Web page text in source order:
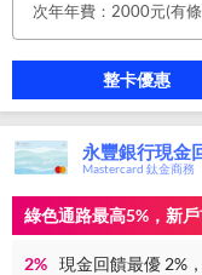
整卡優惠
永豐銀行現金
Mastercard 鈦金商務
綠色通路最高5%，新
2% 現金回饋最優 2%